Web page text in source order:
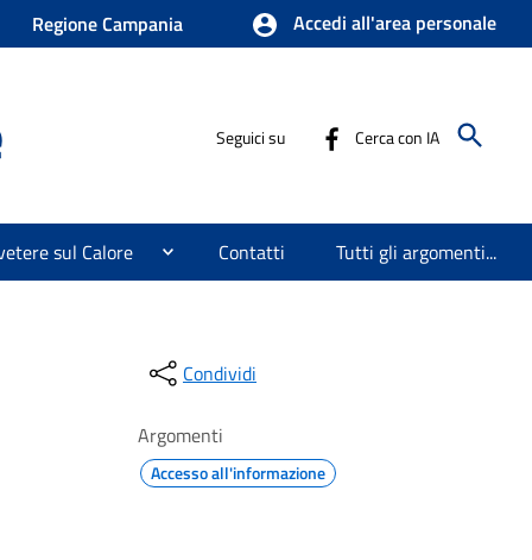
Regione Campania Accedi all'area personale
Seguici su Cerca con IA
sul Calore Contatti Tutti gli argomenti...
Condividi
Argomenti
Accesso all'informazione